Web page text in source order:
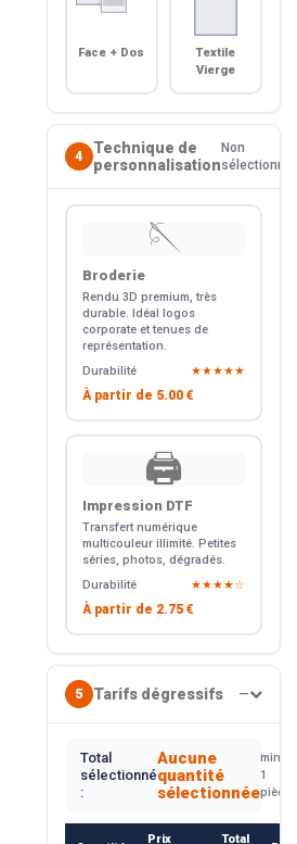
Face + Dos
Textile
Vierge
4
Technique de
personnalisation
Non
sélectionné
🪡
Broderie
Rendu 3D premium, très
durable. Idéal logos
corporate et tenues de
représentation.
Durabilité
★★★★★
À partir de 5.00 €
🖨️
Impression DTF
Transfert numérique
multicouleur illimité. Petites
séries, photos, dégradés.
Durabilité
★★★★☆
À partir de 2.75 €
5 Tarifs dégressifs —
Total
sélectionné
:
Aucune
quantité
sélectionnée
min.
1
pièce
Prix Total